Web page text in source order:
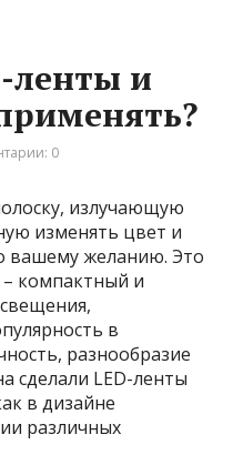
ленты и
0
излучающую
изменять цвет и
вашему желанию. Это
– компактный и
в
разнообразие
сделали LED-ленты
в дизайне
различных